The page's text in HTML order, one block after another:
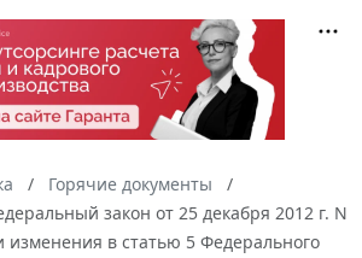
Горячие документы
закон от 25 декабря 2012 г. N
в статью 5 Федерального